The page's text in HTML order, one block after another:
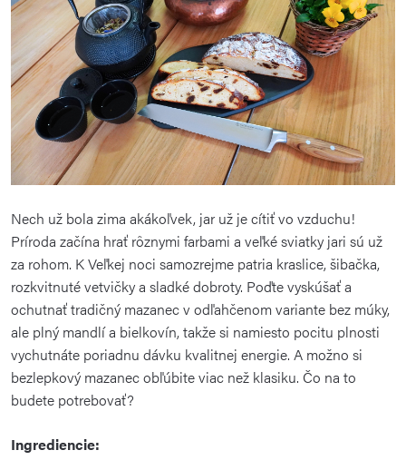
Nech už bola zima akákoľvek, jar už je cítiť vo vzduchu!
Príroda začína hrať rôznymi farbami a veľké sviatky jari sú už
za rohom. K Veľkej noci samozrejme patria kraslice, šibačka,
rozkvitnuté vetvičky a sladké dobroty. Poďte vyskúšať a
ochutnať tradičný mazanec v odľahčenom variante bez múky,
ale plný mandlí a bielkovín, takže si namiesto pocitu plnosti
vychutnáte poriadnu dávku kvalitnej energie. A možno si
bezlepkový mazanec obľúbite viac než klasiku. Čo na to
budete potrebovať?
Ingrediencie: